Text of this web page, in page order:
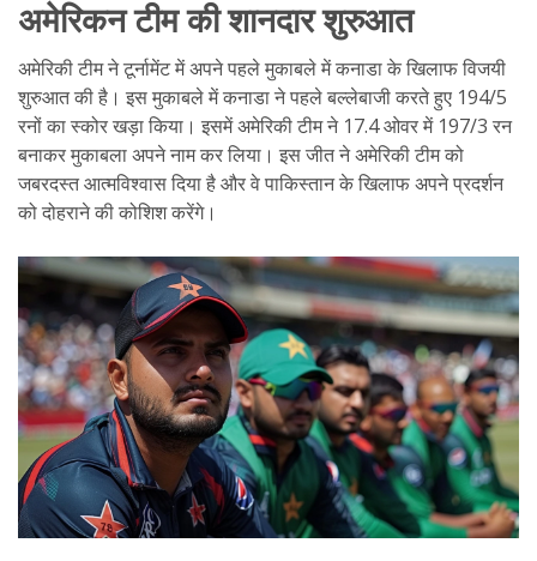
अमेरिकन टीम की शानदार शुरुआत
अमेरिकी टीम ने टूर्नामेंट में अपने पहले मुकाबले में कनाडा के खिलाफ विजयी
शुरुआत की है। इस मुकाबले में कनाडा ने पहले बल्लेबाजी करते हुए 194/5
रनों का स्कोर खड़ा किया। इसमें अमेरिकी टीम ने 17.4 ओवर में 197/3 रन
बनाकर मुकाबला अपने नाम कर लिया। इस जीत ने अमेरिकी टीम को
जबरदस्त आत्मविश्वास दिया है और वे पाकिस्तान के खिलाफ अपने प्रदर्शन
को दोहराने की कोशिश करेंगे।